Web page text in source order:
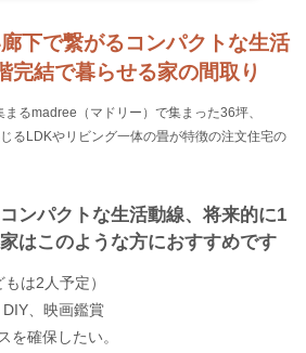
下で繋がるコンパクトな生活
完結で暮らせる家の間取り
るmadree（マドリー）で集まった36坪、
るLDKやリビング一体の畳が特徴の注文住宅の
ンパクトな生活動線、将来的に1
はこのような方におすすめです
は2人予定）
DIY、映画鑑賞
を確保したい。